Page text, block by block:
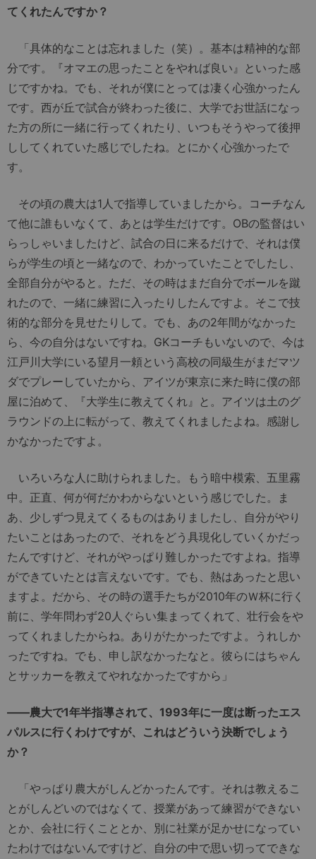
てくれたんですか？
「具体的なことは忘れました（笑）。基本は精神的な部
分です。『オマエの思ったことをやれば良い』といった感
じですかね。でも、それが僕にとっては凄く心強かったん
です。西が丘で試合が終わった後に、大学でお世話になっ
た方の所に一緒に行ってくれたり、いつもそうやって後押
ししてくれていた感じでしたね。とにかく心強かったで
す。
その頃の農大は1人で指導していましたから。コーチなん
て他に誰もいなくて、あとは学生だけです。OBの監督はい
らっしゃいましたけど、試合の日に来るだけで、それは僕
らが学生の頃と一緒なので、わかっていたことでしたし、
全部自分がやると。ただ、その時はまだ自分でボールを蹴
れたので、一緒に練習に入ったりしたんですよ。そこで技
術的な部分を見せたりして。でも、あの2年間がなかった
ら、今の自分はないですね。GKコーチもいないので、今は
江戸川大学にいる望月一頼という高校の同級生がまだマツ
ダでプレーしていたから、アイツが東京に来た時に僕の部
屋に泊めて、『大学生に教えてくれ』と。アイツは土のグ
ラウンドの上に転がって、教えてくれましたよね。感謝し
かなかったですよ。
いろいろな人に助けられました。もう暗中模索、五里霧
中。正直、何が何だかわからないという感じでした。ま
あ、少しずつ見えてくるものはありましたし、自分がやり
たいことはあったので、それをどう具現化していくかだっ
たんですけど、それがやっぱり難しかったですよね。指導
ができていたとは言えないです。でも、熱はあったと思い
ますよ。だから、その時の選手たちが2010年のＷ杯に行く
前に、学年問わず20人ぐらい集まってくれて、壮行会をや
ってくれましたからね。ありがたかったですよ。うれしか
ったですね。でも、申し訳なかったなと。彼らにはちゃん
とサッカーを教えてやれなかったですから」
――農大で1年半指導されて、1993年に一度は断ったエス
パルスに行くわけですが、これはどういう決断でしょう
か？
「やっぱり農大がしんどかったんです。それは教えるこ
とがしんどいのではなくて、授業があって練習ができない
とか、会社に行くこととか、別に社業が足かせになってい
たわけではないんですけど、自分の中で思い切ってできな